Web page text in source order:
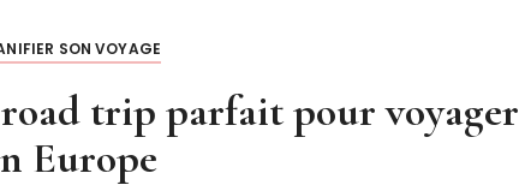
SON VOYAGE
trip parfait pour voyager
Europe